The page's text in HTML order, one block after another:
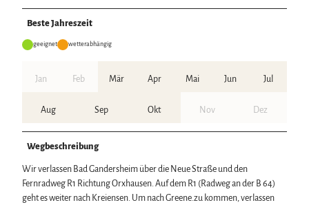
Beste Jahreszeit
geeignet wetterabhängig
Jan Feb Mär Apr Mai Jun Jul
Aug Sep Okt Nov Dez
Wegbeschreibung
Wir verlassen Bad Gandersheim über die Neue Straße und den
Fernradweg R1 Richtung Orxhausen. Auf dem R1 (Radweg an der B 64)
geht es weiter nach Kreiensen. Um nach Greene.zu kommen, verlassen